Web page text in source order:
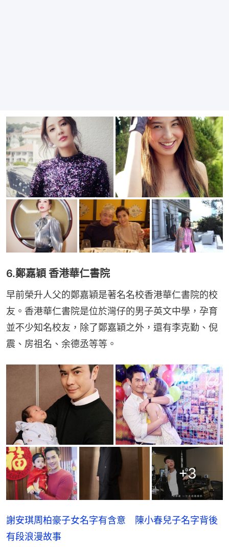
6.鄭嘉穎 香港華仁書院
早前榮升人父的鄭嘉穎是著名名校香港華仁書院的校
友。香港華仁書院是位於灣仔的男子英文中學，孕育
並不少知名校友，除了鄭嘉穎之外，還有李克勤、倪
震、房祖名、余德丞等等。
+3
謝安琪周柏豪子女名字有含意 陳小春兒子名字背後
有段浪漫故事